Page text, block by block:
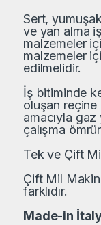
Sert,
ve yan alma
malzemeler
malzemeler
edilmelidir.
İş bitiminde
oluşan reçine
amacıyla
çalışma
Tek ve Çift
Çift Mil
farklıdır.
Made-in